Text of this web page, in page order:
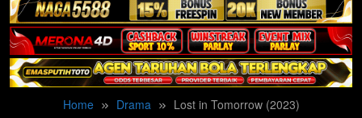
Home Drama
Lost in Tomorrow (2023)